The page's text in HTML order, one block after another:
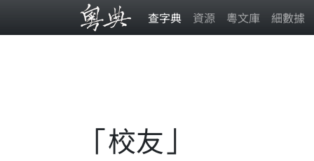
查字典 資源 粵文庫 細數據
「校友」